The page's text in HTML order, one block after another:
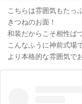
こちらは雰囲気もたっ
きつねのお面！
和装だからこそ相性ば
こんなふうに神前式場
より本格的な雰囲気で